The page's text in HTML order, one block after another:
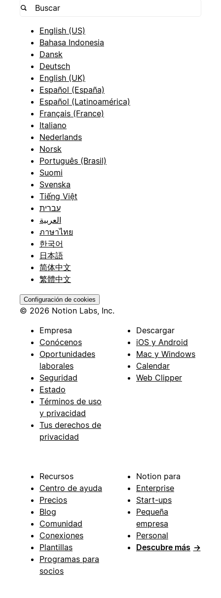
English (US)
Bahasa Indonesia
Dansk
Deutsch
English (UK)
Español (España)
Español (Latinoamérica)
Français (France)
Italiano
Nederlands
Norsk
Português (Brasil)
Suomi
Svenska
Tiếng Việt
עברית
العربية
ภาษาไทย
한국어
日本語
简体中文
繁體中文
Configuración de cookies
© 2026 Notion Labs, Inc.
Empresa
Conócenos
Oportunidades
laborales
Seguridad
Estado
Términos de uso
y privacidad
Tus derechos de
privacidad
Descargar
iOS y Android
Mac y Windows
Calendar
Web Clipper
Recursos
Centro de ayuda
Precios
Blog
Comunidad
Conexiones
Plantillas
Programas para
socios
Notion para
Enterprise
Start-ups
Pequeña
empresa
Personal
Descubre más →